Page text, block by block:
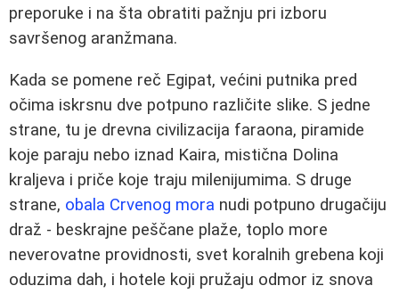
preporuke i na šta obratiti pažnju pri izboru
savršenog aranžmana.
Kada se pomene reč Egipat, većini putnika pred
očima iskrsnu dve potpuno različite slike. S jedne
strane, tu je drevna civilizacija faraona, piramide
koje paraju nebo iznad Kaira, mistična Dolina
kraljeva i priče koje traju milenijumima. S druge
strane, obala Crvenog mora nudi potpuno drugačiju
draž - beskrajne peščane plaže, toplo more
neverovatne providnosti, svet koralnih grebena koji
oduzima dah, i hotele koji pružaju odmor iz snova